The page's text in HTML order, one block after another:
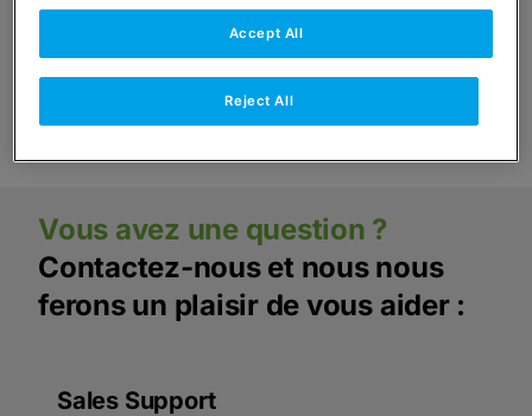
Calculation et outils de conseil.
Voir l'aperçu
Vous avez une question ?
Contactez-nous et nous nous
ferons un plaisir de vous aider :
Sales Support
Reject All
Accept All